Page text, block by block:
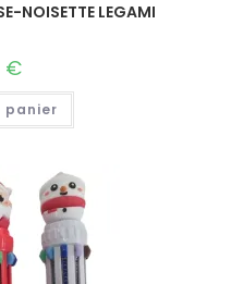
NOISETTE LEGAMI
€
panier